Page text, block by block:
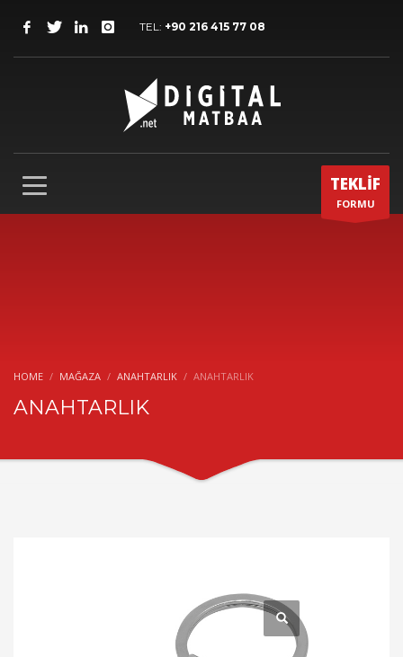
TEL: +90 216 415 77 08
TEKLİF
FORMU
HOME MAĞAZA ANAHTARLIK ANAHTARLIK
ANAHTARLIK